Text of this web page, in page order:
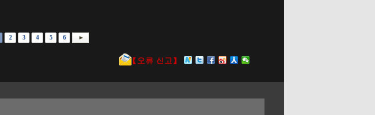
2 3 4 5 6